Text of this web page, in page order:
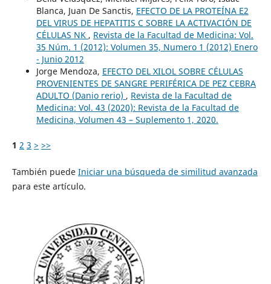
Blanca, Juan De Sanctis, EFECTO DE LA PROTEÍNA E2
DEL VIRUS DE HEPATITIS C SOBRE LA ACTIVACIÓN DE
CÉLULAS NK , Revista de la Facultad de Medicina: Vol.
35 Núm. 1 (2012): Volumen 35, Numero 1 (2012) Enero
- Junio 2012
Jorge Mendoza, EFECTO DEL XILOL SOBRE CÉLULAS
PROVENIENTES DE SANGRE PERIFÉRICA DE PEZ CEBRA
ADULTO (Danio rerio) , Revista de la Facultad de
Medicina: Vol. 43 (2020): Revista de la Facultad de
Medicina, Volumen 43 – Suplemento 1, 2020.
1 2 3 > >>
También puede Iniciar una búsqueda de similitud avanzada
para este artículo.